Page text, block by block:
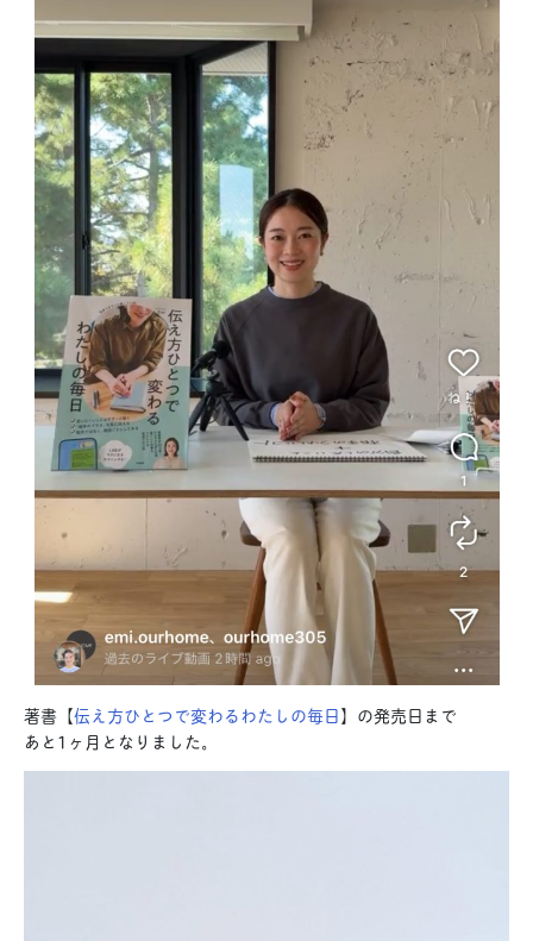
著書【伝え方ひとつで変わるわたしの毎日】の発売日まで
あと1ヶ月となりました。